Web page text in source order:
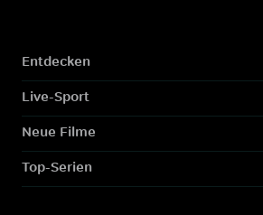
Entdecken
Live-Sport
Neue Filme
Top-Serien